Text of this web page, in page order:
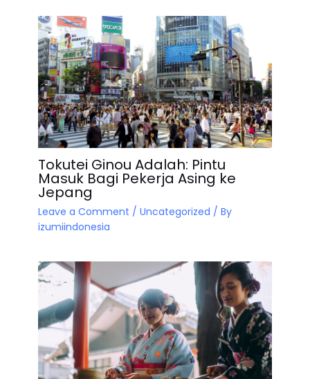
Tokutei Ginou Adalah: Pintu
Masuk Bagi Pekerja Asing ke
Jepang
Leave a Comment / Uncategorized / By
izumiindonesia